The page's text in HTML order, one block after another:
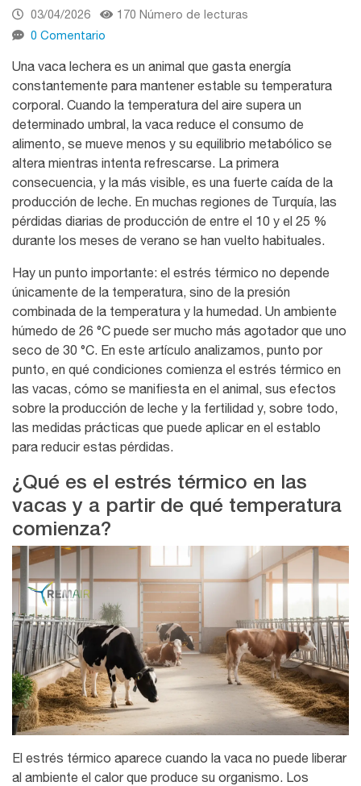
03/04/2026
170 Número de lecturas
0 Comentario
Una vaca lechera es un animal que gasta energía
constantemente para mantener estable su temperatura
corporal. Cuando la temperatura del aire supera un
determinado umbral, la vaca reduce el consumo de
alimento, se mueve menos y su equilibrio metabólico se
altera mientras intenta refrescarse. La primera
consecuencia, y la más visible, es una fuerte caída de la
producción de leche. En muchas regiones de Turquía, las
pérdidas diarias de producción de entre el 10 y el 25 %
durante los meses de verano se han vuelto habituales.
Hay un punto importante: el estrés térmico no depende
únicamente de la temperatura, sino de la presión
combinada de la temperatura y la humedad. Un ambiente
húmedo de 26 °C puede ser mucho más agotador que uno
seco de 30 °C. En este artículo analizamos, punto por
punto, en qué condiciones comienza el estrés térmico en
las vacas, cómo se manifiesta en el animal, sus efectos
sobre la producción de leche y la fertilidad y, sobre todo,
las medidas prácticas que puede aplicar en el establo
para reducir estas pérdidas.
¿Qué es el estrés térmico en las
vacas y a partir de qué temperatura
comienza?
El estrés térmico aparece cuando la vaca no puede liberar
al ambiente el calor que produce su organismo. Los